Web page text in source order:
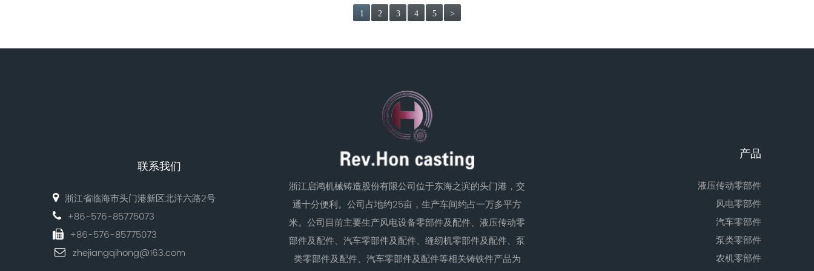
1 2 3 4 5 >
联系我们
浙江省临海市头门港新区北洋六路2号
+86-576-85775073
+86-576-85775073
zhejiangqihong@163.com
浙江启鸿机械铸造股份有限公司位于东海之滨的头门港，交
通十分便利。公司占地约25亩，生产车间约占一万多平方
米。公司目前主要生产风电设备零部件及配件、液压传动零
部件及配件、汽车零部件及配件、缝纫机零部件及配件、泵
类零部件及配件、汽车零部件及配件等相关铸铁件产品为
产品
液压传动零部件
风电零部件
汽车零部件
泵类零部件
农机零部件